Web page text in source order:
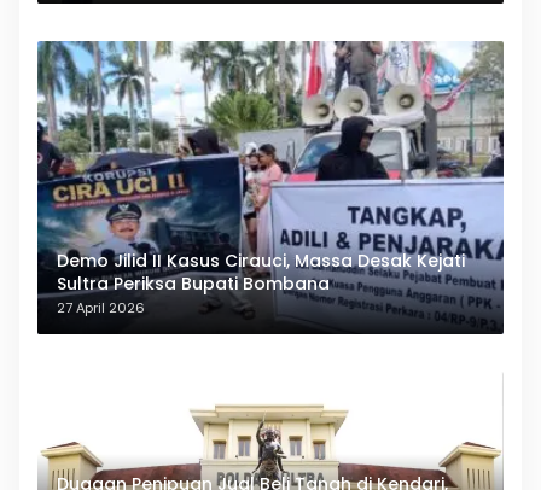
Demo Jilid II Kasus Cirauci, Massa Desak Kejati
Sultra Periksa Bupati Bombana
27 April 2026
Dugaan Penipuan Jual Beli Tanah di Kendari,